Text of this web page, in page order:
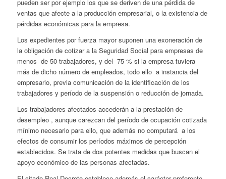
pueden ser por ejemplo los que se deriven de una pérdida de
ventas que afecte a la producción empresarial, o la existencia de
pérdidas económicas para la empresa.
Los expedientes por fuerza mayor suponen una exoneración de
la obligación de cotizar a la Seguridad Social para empresas de
menos de 50 trabajadores, y del 75 % si la empresa tuviera
más de dicho número de empleados, todo ello a instancia del
empresario, previa comunicación de la identificación de los
trabajadores y período de la suspensión o reducción de jornada.
Los trabajadores afectados accederán a la prestación de
desempleo , aunque carezcan del período de ocupación cotizada
mínimo necesario para ello, que además no computará a los
efectos de consumir los períodos máximos de percepción
establecidos. Se trata de dos potentes medidas que buscan el
apoyo económico de las personas afectadas.